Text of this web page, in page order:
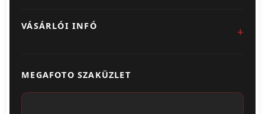
Fotókidolgozás
Poszter & Falikép
Fotónaptár
VÁSÁRLÓI INFÓ
Szállítás & Fizetés
MEGAFOTO SZAKÜZLET